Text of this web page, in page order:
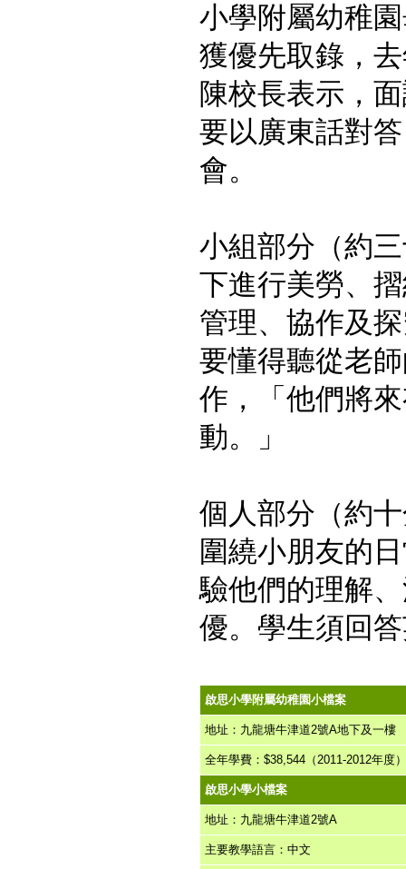
小學附屬幼稚
獲優先取錄，
陳校長表示，
要以廣東話對
會。
小組部分（約
下進行美勞、
管理、協作及
要懂得聽從老
作，「他們將
動。」
個人部分（約
圍繞小朋友的
驗他們的理解
優。學生須回
啟思小學附屬幼稚園小檔案
地址：九龍塘牛津道2號A地下及一樓
全年學費：$38,544（2011-2012年度）
啟思小學小檔案
地址：九龍塘牛津道2號A
主要教學語言：中文